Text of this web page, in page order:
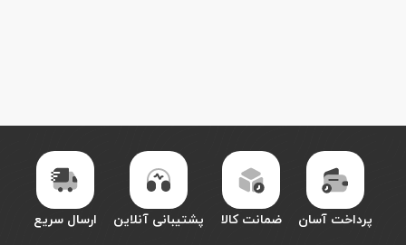
پرداخت آسان ضمانت کالا پشتیبانی آنلاین ارسال سریع